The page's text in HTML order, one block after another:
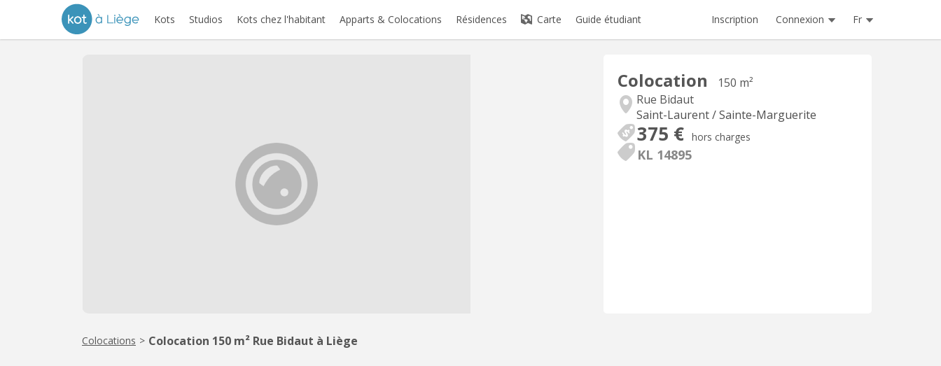
Kots Studios Kots chez l'habitant Apparts & Colocations Résidences Carte Guide étudiant Inscription Connexion Fr
Colocation
150 m²
Rue Bidaut
Saint-Laurent / Sainte-Marguerite
375 € hors charges
KL 14895
Colocations > Colocation 150 m² Rue Bidaut à Liège